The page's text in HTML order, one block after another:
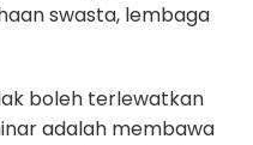
swasta, lembaga
boleh terlewatkan
adalah membawa